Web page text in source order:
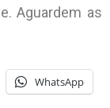
Aguardem as
WhatsApp